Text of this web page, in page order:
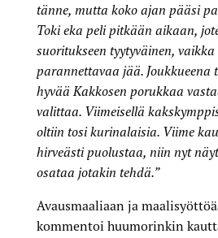
tänne, mutta koko ajan pääsi
Toki eka peli pitkään aikaan,
suoritukseen tyytyväinen,
parannettavaa jää. Joukkueena
hyvää Kakkosen porukkaa
valittaa. Viimeisellä
oltiin tosi kurinalaisia. Viime
hirveästi puolustaa, niin nyt
osataa jotakin tehdä.”
Avausmaaliaan ja
kommentoi huumorinkin